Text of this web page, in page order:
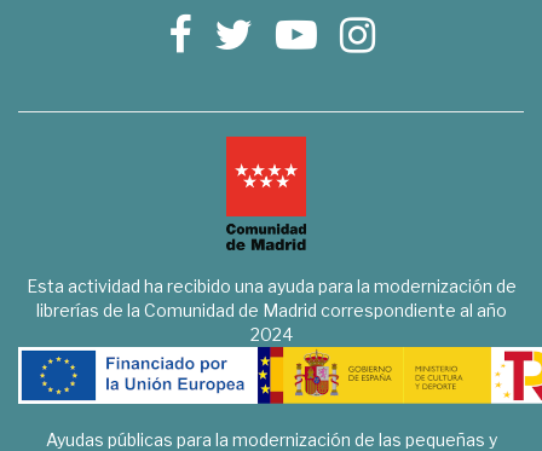
Esta actividad ha recibido una ayuda para la modernización de
librerías de la Comunidad de Madrid correspondiente al año
2024
Ayudas públicas para la modernización de las pequeñas y